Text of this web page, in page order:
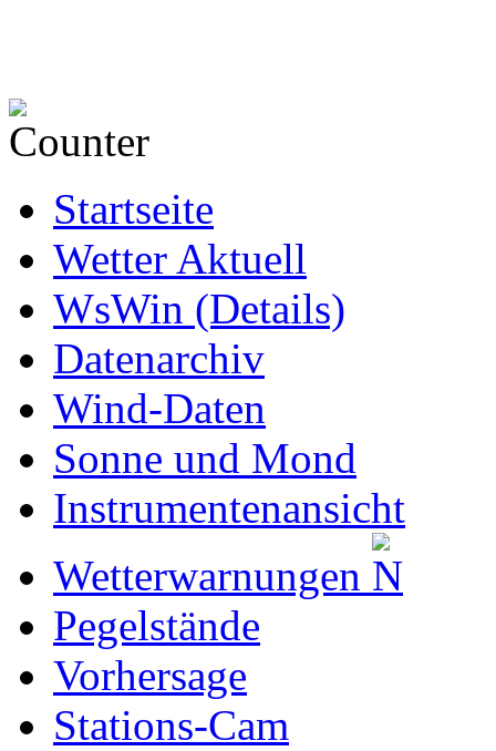
Startseite
Wetter Aktuell
WsWin (Details)
Datenarchiv
Wind-Daten
Sonne und Mond
Instrumentenansicht
Wetterwarnungen
Pegelstände
Vorhersage
Stations-Cam